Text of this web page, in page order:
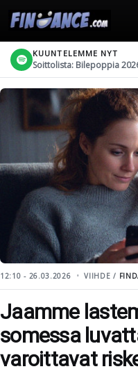
KUUNTELEMME NYT
Soittolista: Bilepoppia
12:10 - 26.03.2026 VIIHDE /
Jaamme
somessa
varoittavat